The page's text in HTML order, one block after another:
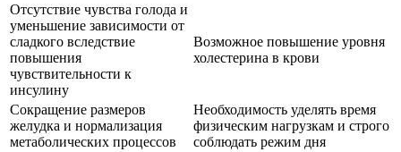
Отсутствие чувства голода и
уменьшение зависимости от
сладкого вследствие
повышения
чувствительности к
инсулину
Возможное повышение уровня
холестерина в крови
Сокращение размеров
желудка и нормализация
метаболических процессов
Необходимость уделять время
физическим нагрузкам и строго
соблюдать режим дня